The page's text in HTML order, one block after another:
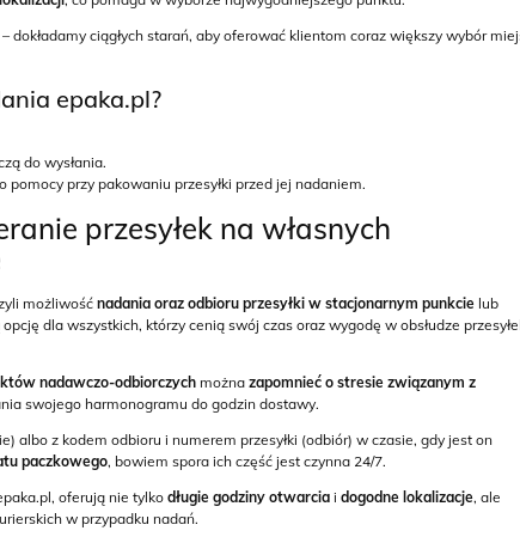
– dokładamy ciągłych starań, aby oferować klientom coraz większy wybór
epaka.pl?
do wysłania.
przy pakowaniu przesyłki przed jej nadaniem.
przesyłek na własnych
możliwośćnadania oraz odbioru przesyłki w stacjonarnym punkcie lub
dla wszystkich, którzy cenią swój czas oraz wygodę w obsłudze
nadawczo-odbiorczych można zapomnieć o stresie związanym z
swojego harmonogramu do godzin dostawy.
albo z kodem odbioru i numerem przesyłki (odbiór) w czasie, gdy jest on
paczkowego, bowiem spora ich część jest czynna 24/7.
oferują nie tylko długie godziny otwarcia i dogodne lokalizacje, ale
w przypadku nadań.